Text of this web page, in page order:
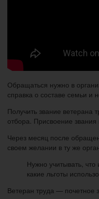
Обращаться нужно в
справка о составе семьи
Получить звание ветерана
отбора. Присвоение
Через месяц после
своем желании в ту же
Нужно учитывать,
какие льготы
Ветеран труда — почетное